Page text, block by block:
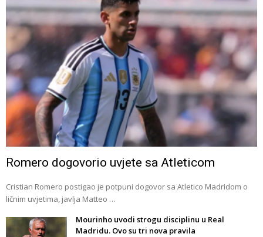
Romero dogovorio uvjete sa Atleticom
Cristian Romero postigao je potpuni dogovor sa Atletico Madridom o
ličnim uvjetima, javlja Matteo …
Mourinho uvodi strogu disciplinu u Real
Madridu. Ovo su tri nova pravila